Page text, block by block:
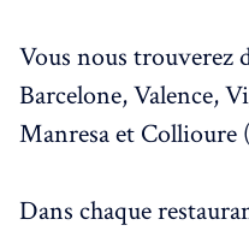
Vous nous trouverez
Barcelone, Valence,
Manresa et Collioure
Dans chaque